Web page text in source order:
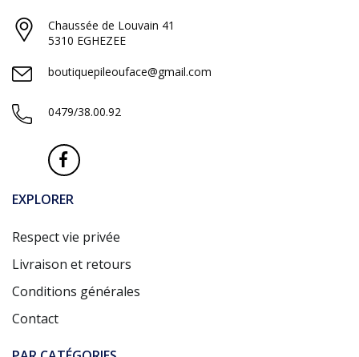
Chaussée de Louvain 41
5310 EGHEZEE
boutiquepileouface@gmail.com
0479/38.00.92
EXPLORER
Respect vie privée
Livraison et retours
Conditions générales
Contact